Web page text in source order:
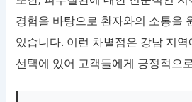
경험을 바탕으로 환자와의 소통을
있습니다. 이런 차별점은 강남 지
선택에 있어 고객들에게 긍정적으